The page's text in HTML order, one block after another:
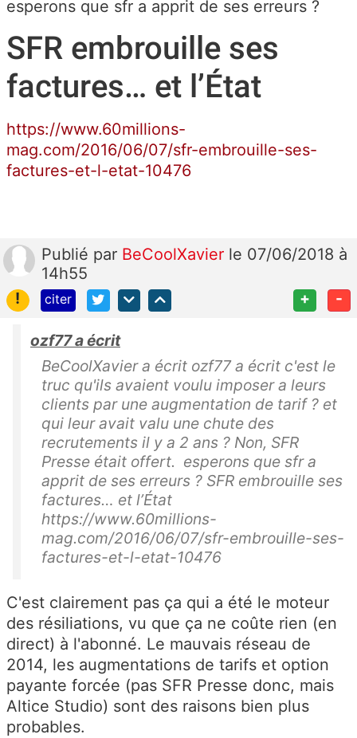
esperons que sfr a apprit de ses erreurs ?
SFR embrouille ses
factures… et l’État
https://www.60millions-
mag.com/2016/06/07/sfr-embrouille-ses-
factures-et-l-etat-10476
Publié par BeCoolXavier le 07/06/2018 à
14h55
!
citer + -
ozf77 a écrit
BeCoolXavier a écrit ozf77 a écrit c'est le
truc qu'ils avaient voulu imposer a leurs
clients par une augmentation de tarif ? et
qui leur avait valu une chute des
recrutements il y a 2 ans ? Non, SFR
Presse était offert. esperons que sfr a
apprit de ses erreurs ? SFR embrouille ses
factures… et l’État
https://www.60millions-
mag.com/2016/06/07/sfr-embrouille-ses-
factures-et-l-etat-10476
C'est clairement pas ça qui a été le moteur
des résiliations, vu que ça ne coûte rien (en
direct) à l'abonné. Le mauvais réseau de
2014, les augmentations de tarifs et option
payante forcée (pas SFR Presse donc, mais
Altice Studio) sont des raisons bien plus
probables.